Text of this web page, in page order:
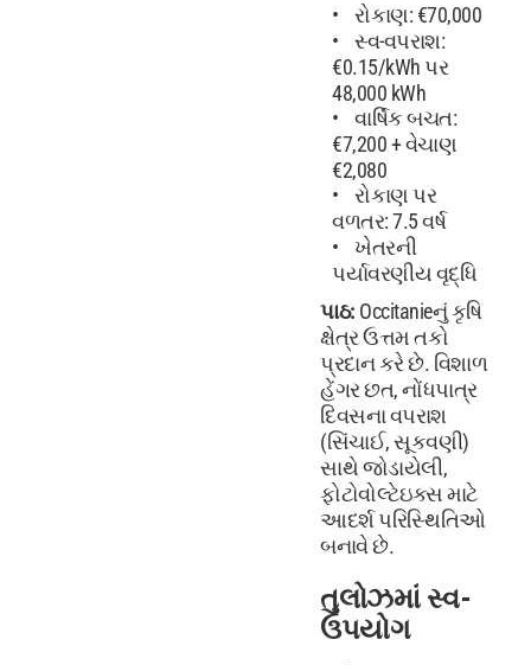
રોકાણ: €70,000
સ્વ-વપરાશ:
€0.15/kWh પર
48,000 kWh
વાર્ષિક બચત:
€7,200 + વેચાણ
€2,080
રોકાણ પર
વળતર: 7.5 વર્ષ
ખેતરની
પર્યાવરણીય વૃદ્ધિ
પાઠ: Occitanieનું કૃષિ
ક્ષેત્ર ઉત્તમ તકો
પ્રદાન કરે છે. વિશાળ
હેંગર છત, નોંધપાત્ર
દિવસના વપરાશ
(સિંચાઈ, સૂકવણી)
સાથે જોડાયેલી,
ફોટોવોલ્ટેઇક્સ માટે
આદર્શ પરિસ્થિતિઓ
બનાવે છે.
તુલોઝમાં સ્વ-
ઉપયોગ